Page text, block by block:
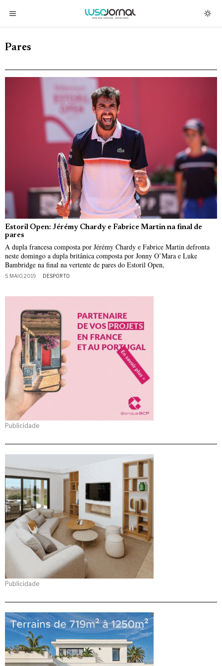
Pares
Estoril Open: Jérémy Chardy e Fabrice Martin na final de
pares
A dupla francesa composta por Jérémy Chardy e Fabrice Martin defronta
neste domingo a dupla britânica composta por Jonny O’Mara e Luke
Bambridge na final na vertente de pares do Estoril Open,
5 MAIO, 2019 DESPORTO
Publicidade
Publicidade